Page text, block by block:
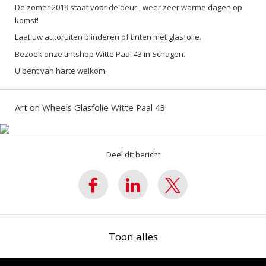
De zomer 2019 staat voor de deur , weer zeer warme dagen op
komst!
Laat uw autoruiten blinderen of tinten met glasfolie.
Bezoek onze tintshop Witte Paal 43 in Schagen.
U bent van harte welkom.
Art on Wheels Glasfolie Witte Paal 43
Deel dit bericht
Toon alles